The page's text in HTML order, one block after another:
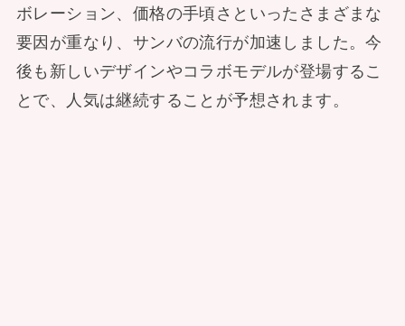
ボレーション、価格の手頃さといったさまざまな
要因が重なり、サンバの流行が加速しました。今
後も新しいデザインやコラボモデルが登場するこ
とで、人気は継続することが予想されます。